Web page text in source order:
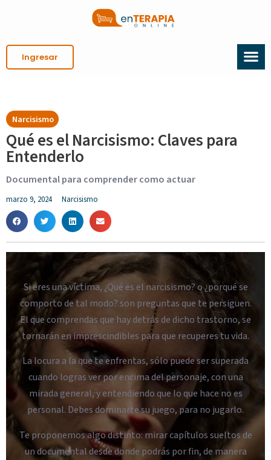
Ingresar
Narcisismo
Qué es el Narcisismo: Claves para
Entenderlo
Documental para comprender como actuar
marzo 9, 2024 Narcisismo
Si eres una víctima, ¿Qué es el narcisismo? o ¿porqué se
comporto de tal modo? son preguntas que te persiguen.
El que comprendas que hay detrás de dicho trastorno, se
tornarán en imprescindibles para que recuperes tu vida.
La locura a la que te enfrentas, sólo puede ser superada
cuando logras ver por encima del personaje, con una
mirada general, y entendiendo que lo que hace no es
personal. Debes dominarte su juego, para no jugarlo.
Te proponemos algo distinto: mirar capítulos sueltos de
un documental desde donde podrás por fin, de manera